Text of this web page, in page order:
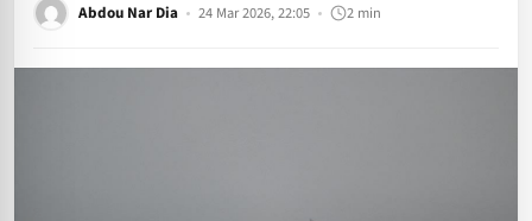
Abdou Nar Dia 24 Mar 2026, 22:05 2 min